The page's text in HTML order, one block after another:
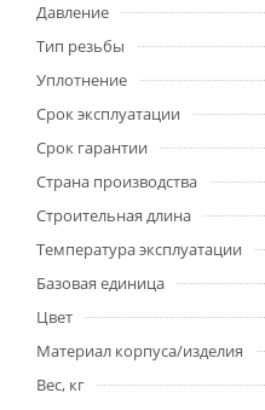
Давление
Тип резьбы
Уплотнение
Срок эксплуатации
Срок гарантии
Страна производства
Строительная длина
Температура эксплуатации
Базовая единица
Цвет
Материал корпуса/изделия
Вес, кг